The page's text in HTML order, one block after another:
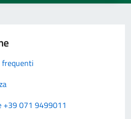
frequenti
+39 071 9499011